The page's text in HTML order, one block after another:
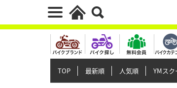
TOP 最新順 人気順 YMスク